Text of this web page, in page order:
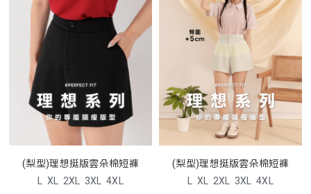
(梨型)理想挺版雲朵棉短褲
L XL 2XL 3XL 4XL
(梨型)理想挺版雲朵棉短褲
L XL 2XL 3XL 4XL